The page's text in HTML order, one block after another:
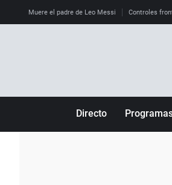
Muere el padre de Leo Messi Controles
Directo